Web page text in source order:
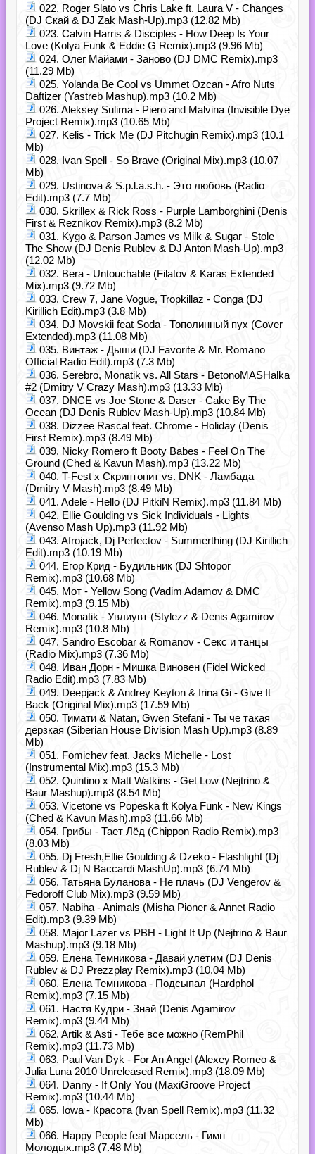
022. Roger Slato vs Chris Lake ft. Laura V - Changes
(DJ Скай & DJ Zak Mash-Up).mp3 (12.82 Mb)
023. Calvin Harris & Disciples - How Deep Is Your
Love (Kolya Funk & Eddie G Remix).mp3 (9.96 Mb)
024. Олег Майами - Заново (DJ DMC Remix).mp3
(11.29 Mb)
025. Yolanda Be Cool vs Ummet Ozcan - Afro Nuts
Daftizer (Yastreb Mashup).mp3 (10.2 Mb)
026. Aleksey Sulima - Piero and Malvina (Invisible Dye
Project Remix).mp3 (10.65 Mb)
027. Kelis - Trick Me (DJ Pitchugin Remix).mp3 (10.1
Mb)
028. Ivan Spell - So Brave (Original Mix).mp3 (10.07
Mb)
029. Ustinova & S.p.l.a.s.h. - Это любовь (Radio
Edit).mp3 (7.7 Mb)
030. Skrillex & Rick Ross - Purple Lamborghini (Denis
First & Reznikov Remix).mp3 (8.2 Mb)
031. Kygo & Parson James vs Milk & Sugar - Stole
The Show (DJ Denis Rublev & DJ Anton Mash-Up).mp3
(12.02 Mb)
032. Bera - Untouchable (Filatov & Karas Extended
Mix).mp3 (9.72 Mb)
033. Crew 7, Jane Vogue, Tropkillaz - Conga (DJ
Kirillich Edit).mp3 (3.8 Mb)
034. DJ Movskii feat Soda - Тополинный пух (Cover
Extended).mp3 (11.08 Mb)
035. Винтаж - Дыши (DJ Favorite & Mr. Romano
Official Radio Edit).mp3 (7.3 Mb)
036. Serebro, Monatik vs. All Stars - BetonoMASHalka
#2 (Dmitry V Crazy Mash).mp3 (13.33 Mb)
037. DNCE vs Joe Stone & Daser - Cake By The
Ocean (DJ Denis Rublev Mash-Up).mp3 (10.84 Mb)
038. Dizzee Rascal feat. Chrome - Holiday (Denis
First Remix).mp3 (8.49 Mb)
039. Nicky Romero ft Booty Babes - Feel On The
Ground (Ched & Kavun Mash).mp3 (13.22 Mb)
040. T-Fest x Скриптонит vs. DNK - Ламбада
(Dmitry V Mash).mp3 (8.49 Mb)
041. Adele - Hello (DJ PitkiN Remix).mp3 (11.84 Mb)
042. Ellie Goulding vs Sick Individuals - Lights
(Avenso Mash Up).mp3 (11.92 Mb)
043. Afrojack, Dj Perfectov - Summerthing (DJ Kirillich
Edit).mp3 (10.19 Mb)
044. Егор Крид - Будильник (DJ Shtopor
Remix).mp3 (10.68 Mb)
045. Мот - Yellow Song (Vadim Adamov & DMC
Remix).mp3 (9.15 Mb)
046. Monatik - Увлиувт (Stylezz & Denis Agamirov
Remix).mp3 (10.8 Mb)
047. Sandro Escobar & Romanov - Секс и танцы
(Radio Mix).mp3 (7.36 Mb)
048. Иван Дорн - Мишка Виновен (Fidel Wicked
Radio Edit).mp3 (7.83 Mb)
049. Deepjack & Andrey Keyton & Irina Gi - Give It
Back (Original Mix).mp3 (17.59 Mb)
050. Тимати & Natan, Gwen Stefani - Ты че такая
дерзкая (Siberian House Division Mash Up).mp3 (8.89
Mb)
051. Fomichev feat. Jacks Michelle - Lost
(Instrumental Mix).mp3 (15.3 Mb)
052. Quintino x Matt Watkins - Get Low (Nejtrino &
Baur Mashup).mp3 (8.54 Mb)
053. Vicetone vs Popeska ft Kolya Funk - New Kings
(Ched & Kavun Mash).mp3 (11.66 Mb)
054. Грибы - Тает Лёд (Chippon Radio Remix).mp3
(8.03 Mb)
055. Dj Fresh,Ellie Goulding & Dzeko - Flashlight (Dj
Rublev & Dj N Baccardi MashUp).mp3 (6.74 Mb)
056. Татьяна Буланова - Не плачь (DJ Vengerov &
Fedoroff Club Mix).mp3 (9.59 Mb)
057. Nabiha - Animals (Misha Pioner & Annet Radio
Edit).mp3 (9.39 Mb)
058. Major Lazer vs PBH - Light It Up (Nejtrino & Baur
Mashup).mp3 (9.18 Mb)
059. Елена Темникова - Давай улетим (DJ Denis
Rublev & DJ Prezzplay Remix).mp3 (10.04 Mb)
060. Елена Темникова - Подсыпал (Hardphol
Remix).mp3 (7.15 Mb)
061. Настя Кудри - Знай (Denis Agamirov
Remix).mp3 (9.44 Mb)
062. Artik & Asti - Тебе все можно (RemPhil
Remix).mp3 (11.73 Mb)
063. Paul Van Dyk - For An Angel (Alexey Romeo &
Julia Luna 2010 Unreleased Remix).mp3 (18.09 Mb)
064. Danny - If Only You (MaxiGroove Project
Remix).mp3 (10.44 Mb)
065. Iowa - Красота (Ivan Spell Remix).mp3 (11.32
Mb)
066. Happy People feat Марсель - Гимн
Молодых.mp3 (7.48 Mb)